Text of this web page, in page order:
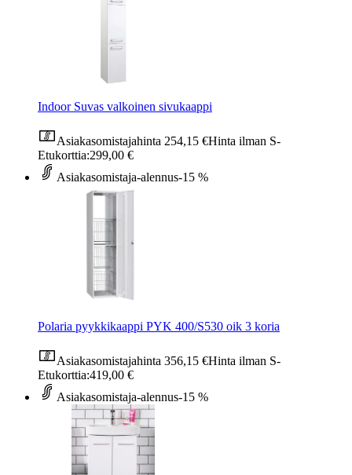
Indoor Suvas valkoinen sivukaappi
Asiakasomistajahinta 254,15 €Hinta ilman S-
Etukorttia:299,00 €
Asiakasomistaja-alennus-15 %
Polaria pyykkikaappi PYK 400/S530 oik 3 koria
Asiakasomistajahinta 356,15 €Hinta ilman S-
Etukorttia:419,00 €
Asiakasomistaja-alennus-15 %